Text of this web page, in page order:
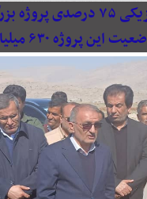
پیشرفت فیزیکی ۷۵
به روایت تصویر